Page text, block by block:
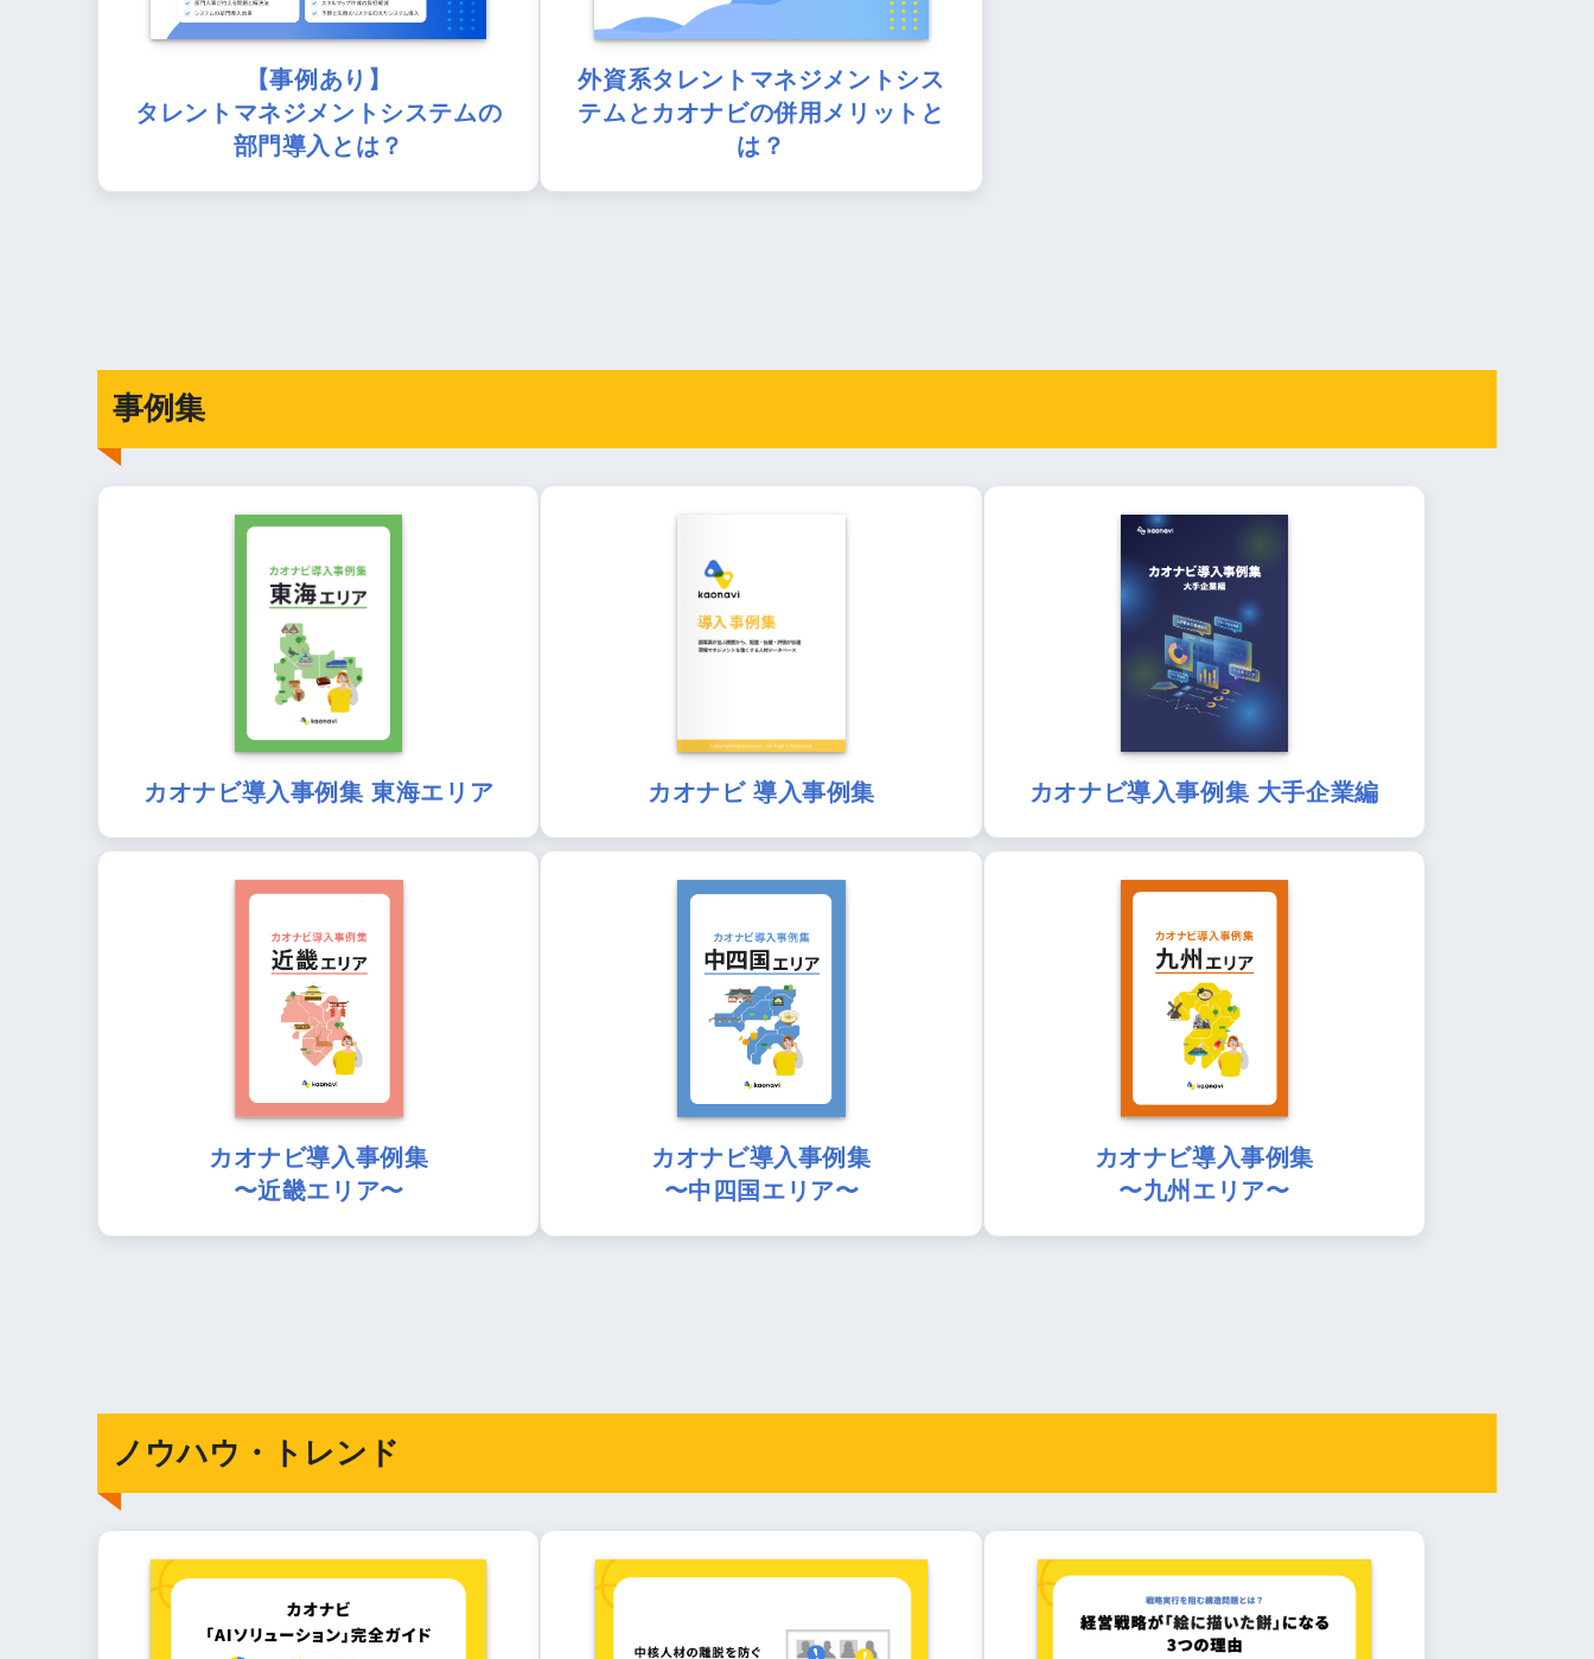
【事例あり】
タレントマネジメントシステムの
部門導入とは？
外資系タレントマネジメントシス
テムとカオナビの併用メリットと
は？
事例集
カオナビ導入事例集 東海エリア カオナビ 導入事例集 カオナビ導入事例集 大手企業編
カオナビ導入事例集
〜近畿エリア〜
カオナビ導入事例集
〜中四国エリア〜
カオナビ導入事例集
〜九州エリア〜
ノウハウ・トレンド